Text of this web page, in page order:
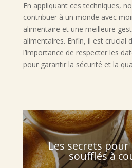
En appliquant ces techniques,
contribuer à un monde avec
alimentaire et une meilleure
alimentaires. Enfin, il est crucial
l’importance de respecter les
pour garantir la sécurité et la
Les secrets
soufflés à